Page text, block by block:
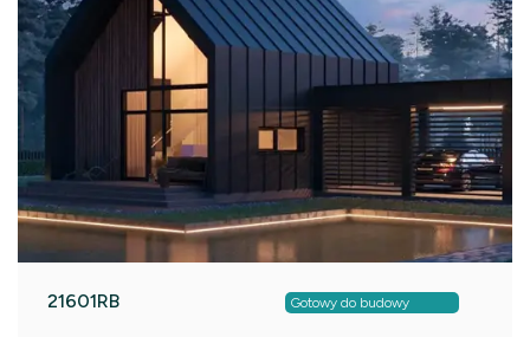
21601RB Gotowy do budowy